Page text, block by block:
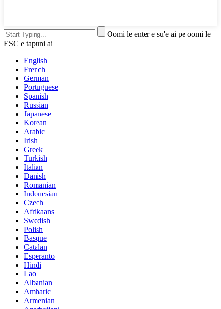
Oomi le enter e su'e ai pe oomi le
ESC e tapuni ai
English
French
German
Portuguese
Spanish
Russian
Japanese
Korean
Arabic
Irish
Greek
Turkish
Italian
Danish
Romanian
Indonesian
Czech
Afrikaans
Swedish
Polish
Basque
Catalan
Esperanto
Hindi
Lao
Albanian
Amharic
Armenian